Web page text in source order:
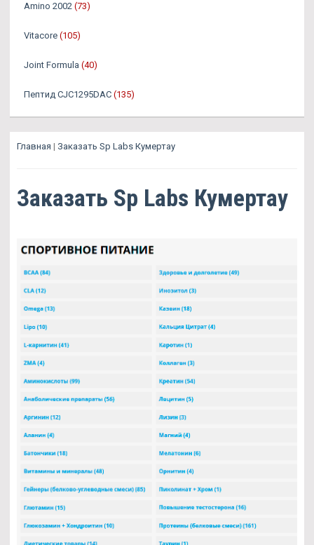
Amino 2002 (73)
Vitacore (105)
Joint Formula (40)
Пептид CJC1295DAC (135)
Главная | Заказать Sp Labs Кумертау
Заказать Sp Labs Кумертау